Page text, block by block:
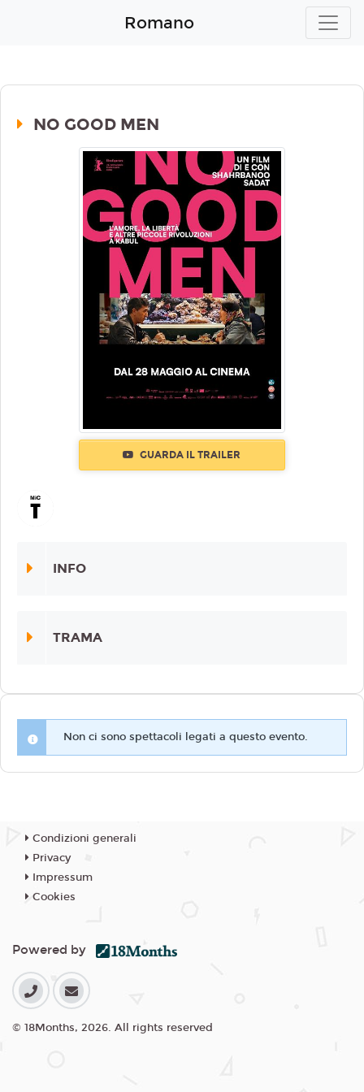
Romano
NO GOOD MEN
GUARDA IL TRAILER
INFO
TRAMA
Non ci sono spettacoli legati a questo evento.
Condizioni generali
Privacy
Impressum
Cookies
Powered by
© 18Months, 2026. All rights reserved